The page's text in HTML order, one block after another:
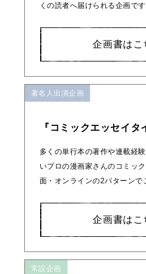
くの読者へ届けられる企画です
企画書はこ
著名人出演企画
『コミックエッセイタ
多くの単行本の著作や連載経
いプロの漫画家さんのコミッ
面・オンラインの2パターンで
企画書はこ
常設企画